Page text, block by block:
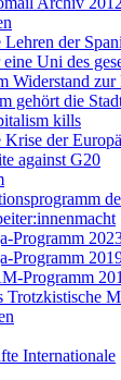
Lehren der
eine Uni des
Widerstand
gehört die
kills
Krise der
against G20
Programm
Programm
Programm
Trotzkistische
Internationale